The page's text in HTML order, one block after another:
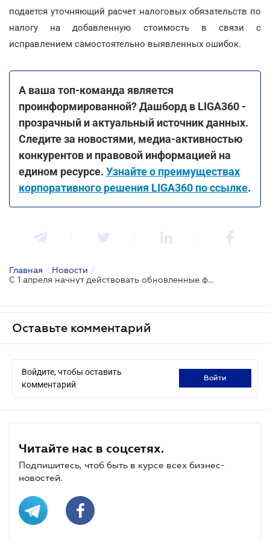
подается уточняющий расчет налоговых обязательств по
налогу на добавленную стоимость в связи с
исправлением самостоятельно выявленных ошибок.
А ваша топ-команда является
проинформированной? Дашборд в LIGA360 -
прозрачный и актуальный источник данных.
Следите за новостями, медиа-активностью
конкурентов и правовой информацией на
едином ресурсе. Узнайте о преимуществах
корпоративного решения LIGA360 по ссылке.
Главная / Новости /
С 1 апреля начнут действовать обновленные формы налоговой накладной и налоговой декларации по НДС
Оставьте комментарий
Войдите, чтобы оставить
комментарий
войти
Читайте нас в соцсетях.
Подпишитесь, чтоб быть в курсе всех бизнес-
новостей.